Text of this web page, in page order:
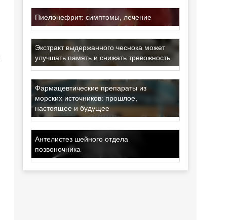
Пиелонефрит: симптомы, лечение
Экстракт выдержанного чеснока может
улучшать память и снижать тревожность
Фармацевтические препараты из
морских источников: прошлое,
настоящее и будущее
Антелистез шейного отдела
позвоночника